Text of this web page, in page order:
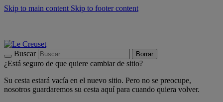
Skip to main content Skip to footer content
Buscar Borrar
¿Está seguro de que quiere cambiar de sitio?
Su cesta estará vacía en el nuevo sitio. Pero no se preocupe,
nosotros guardaremos su cesta aquí para cuando quiera volver.